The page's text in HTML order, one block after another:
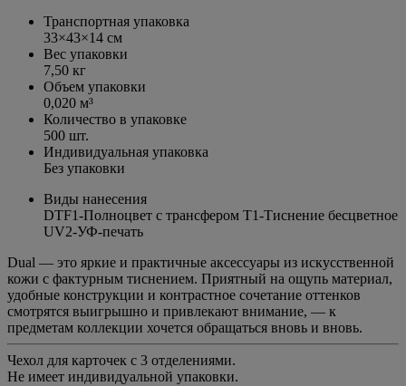
Транспортная упаковка
33×43×14 см
Вес упаковки
7,50 кг
Объем упаковки
0,020 м³
Количество в упаковке
500 шт.
Индивидуальная упаковка
Без упаковки
Виды нанесения
DTF1-Полноцвет с трансфером T1-Тиснение бесцветное
UV2-УФ-печать
Dual — это яркие и практичные аксессуары из искусственной
кожи с фактурным тиснением. Приятный на ощупь материал,
удобные конструкции и контрастное сочетание оттенков
смотрятся выигрышно и привлекают внимание, — к
предметам коллекции хочется обращаться вновь и вновь.
Чехол для карточек с 3 отделениями.
Не имеет индивидуальной упаковки.